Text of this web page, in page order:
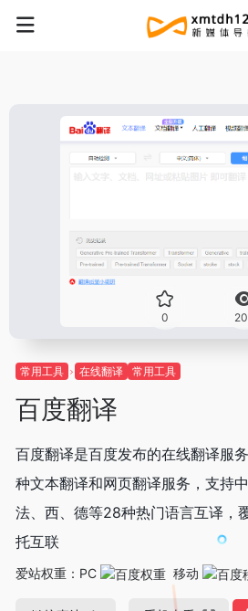
0
常用工具 在线翻译 常用工具
百度翻译
百度翻译是百度发布的在线翻译服
种文本翻译和网页翻译服务，支持
法、西、德等28种热门语言互译，
托互联
爱站权重： PC 移动